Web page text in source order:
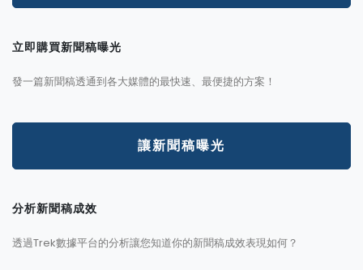
立即購買新聞稿曝光
發一篇新聞稿透通到各大媒體的最快速、最便捷的方案！
讓新聞稿曝光
分析新聞稿成效
透過Trek數據平台的分析讓您知道你的新聞稿成效表現如何？